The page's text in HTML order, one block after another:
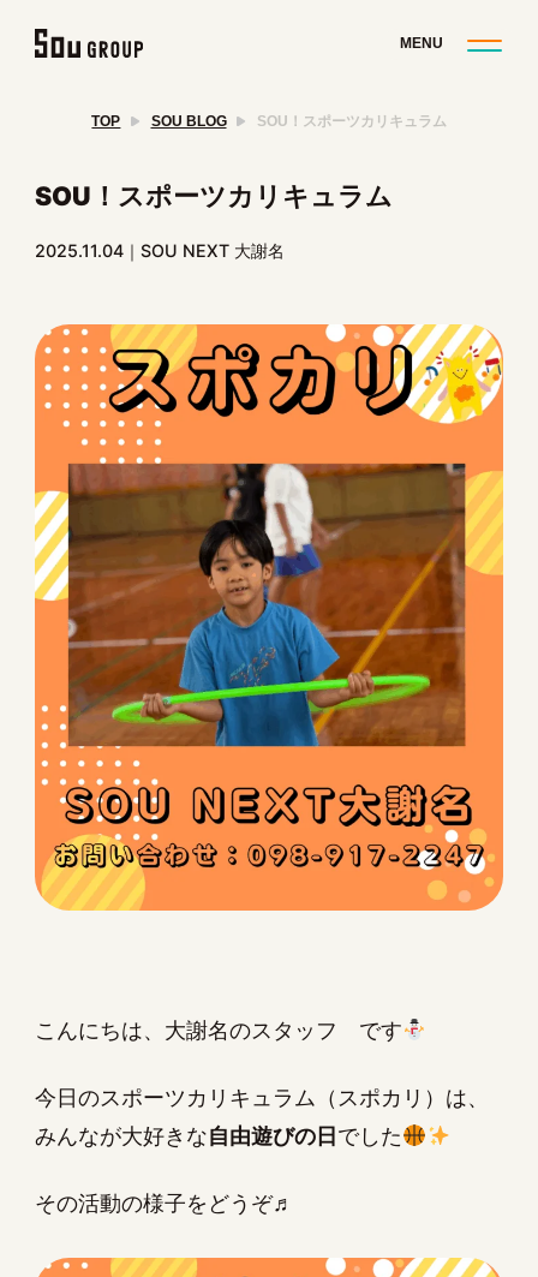
TOP SOU BLOG SOU！スポーツカリキュラム
SOU！スポーツカリキュラム
2025.11.04 SOU NEXT 大謝名
こんにちは、大謝名のスタッフ です
今日のスポーツカリキュラム（スポカリ）は、
みんなが大好きな自由遊びの日 でした
その活動の様子をどうぞ♬